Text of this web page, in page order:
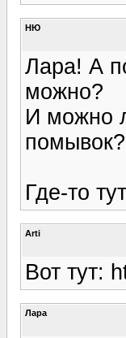
НЮ
Лара! А
можно?
И можно
Где-то
Arti
Вот тут:
Лара